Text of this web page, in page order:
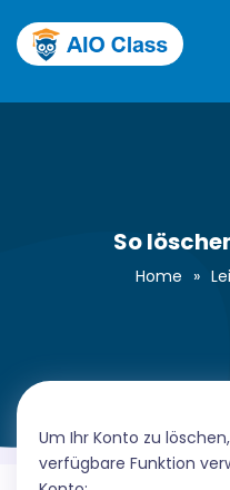
So
Home »
Um Ihr Konto zu
verfügbare Funktion